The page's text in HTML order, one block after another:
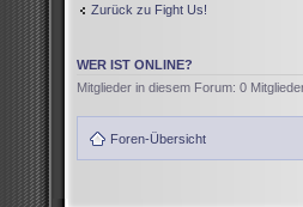
Zurück zu Fight Us!
WER IST ONLINE?
Mitglieder in diesem Forum: 0
Foren-Übersicht